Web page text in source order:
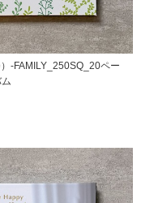
-FAMILY_250SQ_20ペー